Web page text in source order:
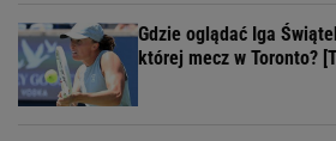
Gdzie oglądać Iga
której mecz w Toronto?